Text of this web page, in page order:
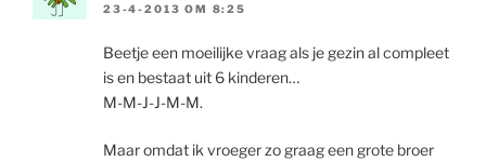
23-4-2013 OM 8:25
Beetje een moeilijke vraag als je gezin al compleet
is en bestaat uit 6 kinderen…
M-M-J-J-M-M.
Maar omdat ik vroeger zo graag een grote broer